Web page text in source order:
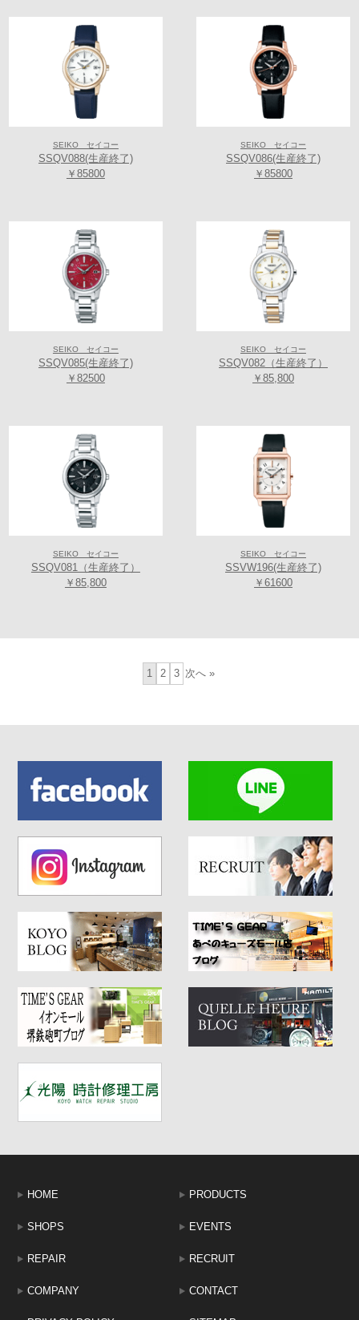
SEIKO セイコー
SSQV088(生産終了)
￥85800
SEIKO セイコー
SSQV086(生産終了)
￥85800
SEIKO セイコー
SSQV085(生産終了)
￥82500
SEIKO セイコー
SSQV082（生産終了）
￥85,800
SEIKO セイコー
SSQV081（生産終了）
￥85,800
SEIKO セイコー
SSVW196(生産終了)
￥61600
1 2 3 次へ »
HOME PRODUCTS
SHOPS EVENTS
REPAIR RECRUIT
COMPANY CONTACT